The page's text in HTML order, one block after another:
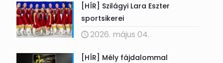
[HÍR] Szilágyi Lara Eszter
sportsikerei
2026. május 04.
[HÍR] Mély fájdalommal